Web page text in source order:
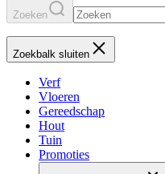
Zoeken
Zoekbalk sluiten
Verf
Vloeren
Gereedschap
Hout
Tuin
Promoties